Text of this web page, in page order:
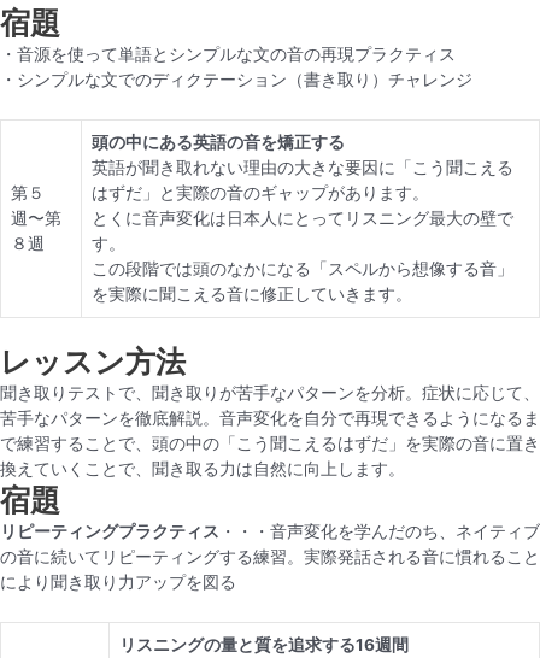
宿題
・音源を使って単語とシンプルな文の音の再現プラクティス
・シンプルな文でのディクテーション（書き取り）チャレンジ
第５
週〜第
８週
頭の中にある英語の音を矯正する
英語が聞き取れない理由の大きな要因に「こう聞こえる
はずだ」と実際の音のギャップがあります。
とくに音声変化は日本人にとってリスニング最大の壁で
す。
この段階では頭のなかになる「スペルから想像する音」
を実際に聞こえる音に修正していきます。
レッスン方法
聞き取りテストで、聞き取りが苦手なパターンを分析。症状に応じて、
苦手なパターンを徹底解説。音声変化を自分で再現できるようになるま
で練習することで、頭の中の「こう聞こえるはずだ」を実際の音に置き
換えていくことで、聞き取る力は自然に向上します。
宿題
リピーティングプラクティス ・・・音声変化を学んだのち、ネイティブ
の音に続いてリピーティングする練習。実際発話される音に慣れること
により聞き取り力アップを図る
リスニングの量と質を追求する16週間